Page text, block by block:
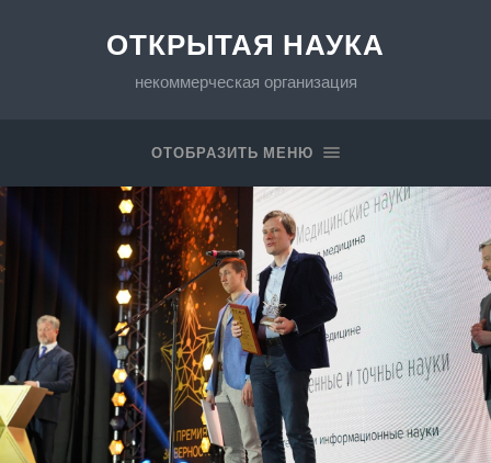
ОТКРЫТАЯ НАУКА
некоммерческая организация
ОТОБРАЗИТЬ МЕНЮ